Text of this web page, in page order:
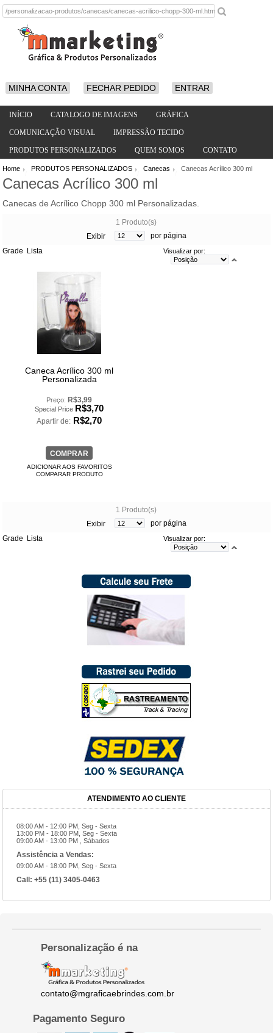
MINHA CONTA FECHAR PEDIDO ENTRAR
INÍCIO CATALOGO DE IMAGENS GRÁFICA
COMUNICAÇÃO VISUAL IMPRESSÃO TECIDO
PRODUTOS PERSONALIZADOS QUEM SOMOS CONTATO
Home PRODUTOS PERSONALIZADOS Canecas Canecas Acrílico 300 ml
Canecas Acrílico 300 ml
Canecas de Acrílico Chopp 300 ml Personalizadas.
1 Produto(s)
Exibir
por página
Grade Lista Visualizar por:
Caneca Acrílico 300 ml
Personalizada
Preço: R$3,99
Special Price R$3,70
Apartir de: R$2,70
COMPRAR
ADICIONAR AOS FAVORITOS
COMPARAR PRODUTO
1 Produto(s)
Exibir
por página
Grade
Lista Visualizar por:
ATENDIMENTO AO CLIENTE
08:00 AM - 12:00 PM, Seg - Sexta
13:00 PM - 18:00 PM, Seg - Sexta
09:00 AM - 13:00 PM , Sábados
Assistência a Vendas:
09:00 AM - 18:00 PM, Seg - Sexta
Call:+55 (11) 3405-0463
Personalização é na
contato@mgraficaebrindes.com.br
Pagamento Seguro